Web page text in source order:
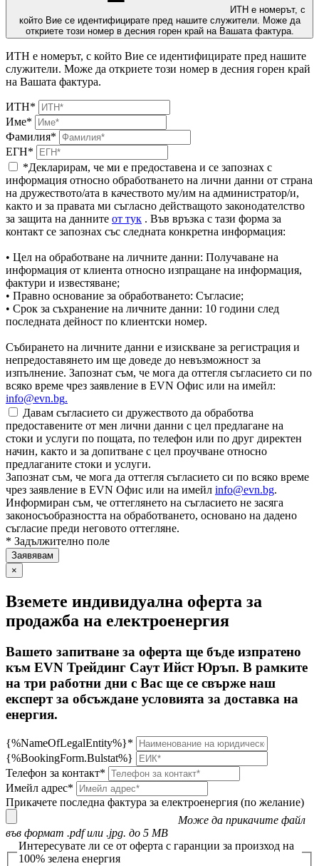
ИТН е номерът, с
който Вие се идентифицирате пред нашите служители. Може да
откриете този номер в десния горен край на Вашата фактура.
ИТН е номерът, с който Вие се идентифицирате пред нашите
служители. Може да откриете този номер в десния горен край
на Вашата фактура.
ИТН*
Име*
Фамилия*
ЕГН*
*Декларирам, че ми е предоставена и се запознах с
информация относно обработването на лични данни от страна
на дружеството/ата в качеството му/им на администратор/и,
както и за правата ми съгласно действащото законодателство
за защита на данните от тук . Във връзка с тази форма за
контакт се запознах със следната конкретна информация:
• Цел на обработване на личните данни: Получаване на
информация от клиента относно изпращане на информация,
фактури и известяване;
• Правно основание за обработването: Съгласие;
• Срок за съхранение на личните данни: 10 години след
последната дейност по клиентски номер.
Събирането на личните данни е изискване за регистрация и
непредоставянето им ще доведе до невъзможност за
изпълнение. Запознат съм, че мога да оттегля съгласието си по
всяко време чрез заявление в EVN Офис или на имейл:
info@evn.bg.
Давам съгласието си дружеството да обработва
предоставените от мен лични данни с цел предлагане на
стоки и услуги по пощата, по телефон или по друг директен
начин, както и за допитване с цел проучване относно
предлаганите стоки и услуги.
Запознат съм, че мога да оттегля съгласието си по всяко време
чрез заявление в EVN Офис или на имейл info@evn.bg.
Информиран съм, че оттеглянето на съгласието не засяга
законосъобразността на обработването, основано на дадено
съгласие преди неговото оттегляне.
* Задължително поле
×
Вземете индивидуална оферта за
продажба на електроенергия
Вашето запитване за оферта ще бъде изпратено
към EVN Трейдинг Саут Ийст Юръп. В рамките
на три работни дни с Вас ще се свърже наш
експерт за обсъждане условията за доставка на
енергия.
{%NameOfLegalEntity%}*
{%BookingForm.Bulstat%}
Телефон за контакт*
Имейл адрес*
Прикачете последна фактура за електроенергия (по желание)
Може да прикачите файл
във формат .pdf или .jpg. до 5 MB
Интересувате ли се от оферта с гаранции за произход на
100% зелена енергия